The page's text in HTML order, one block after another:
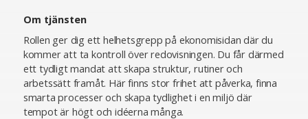
Om tjänsten
Rollen ger dig ett helhetsgrepp på ekonomisidan där du
kommer att ta kontroll över redovisningen. Du får därmed
ett tydligt mandat att skapa struktur, rutiner och
arbetssätt framåt. Här finns stor frihet att påverka, finna
smarta processer och skapa tydlighet i en miljö där
tempot är högt och idéerna många.